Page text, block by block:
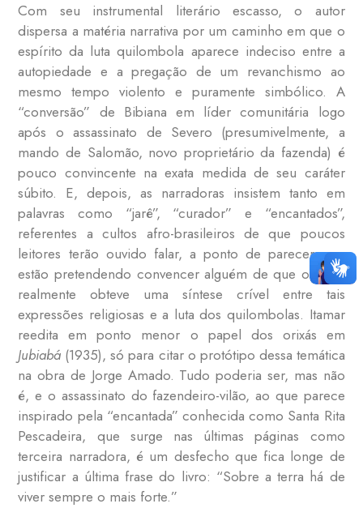
Com seu instrumental literário escasso, o autor
dispersa a matéria narrativa por um caminho em que o
espírito da luta quilombola aparece indeciso entre a
autopiedade e a pregação de um revanchismo ao
mesmo tempo violento e puramente simbólico. A
“conversão” de Bibiana em líder comunitária logo
após o assassinato de Severo (presumivelmente, a
mando de Salomão, novo proprietário da fazenda) é
pouco convincente na exata medida de seu caráter
súbito. E, depois, as narradoras insistem tanto em
palavras como “jarê”, “curador” e “encantados”,
referentes a cultos afro-brasileiros de que poucos
leitores terão ouvido falar, a ponto de parecer que
estão pretendendo convencer alguém de que o autor
realmente obteve uma síntese crível entre tais
expressões religiosas e a luta dos quilombolas. Itamar
reedita em ponto menor o papel dos orixás em
Jubiabá (1935), só para citar o protótipo dessa temática
na obra de Jorge Amado. Tudo poderia ser, mas não
é, e o assassinato do fazendeiro-vilão, ao que parece
inspirado pela “encantada” conhecida como Santa Rita
Pescadeira, que surge nas últimas páginas como
terceira narradora, é um desfecho que fica longe de
justificar a última frase do livro: “Sobre a terra há de
viver sempre o mais forte.”